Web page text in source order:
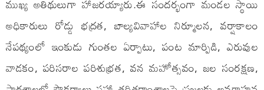
అధికారులు రోడ్డు భద్రత, బాల్యవివాహాల నిర్మూలన, వర్షాకాలం
నేపథ్యంలో ఇంకుడు గుంతల ఏర్పాటు, పంట మార్పిడి, ఎరువుల
వాడకం, పరిసరాల పరిశుభ్రత, వన మహోత్సవం, జల సంరక్షణ,